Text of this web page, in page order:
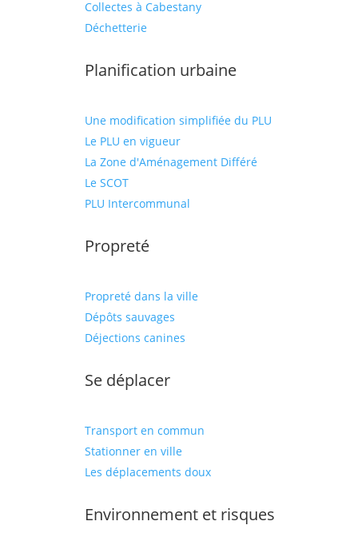
Collectes à Cabestany
Déchetterie
Planification urbaine
Une modification simplifiée du PLU
Le PLU en vigueur
La Zone d'Aménagement Différé
Le SCOT
PLU Intercommunal
Propreté
Propreté dans la ville
Dépôts sauvages
Déjections canines
Se déplacer
Transport en commun
Stationner en ville
Les déplacements doux
Environnement et risques